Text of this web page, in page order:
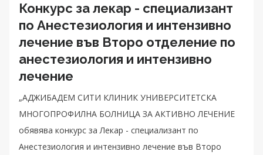
Конкурс за лекар - специализант
по Анестезиология и интензивно
лечение във Второ отделение по
анестезиология и интензивно
лечение
„АДЖИБАДЕМ СИТИ КЛИНИК УНИВЕРСИТЕТСКА
МНОГОПРОФИЛНА БОЛНИЦА ЗА АКТИВНО ЛЕЧЕНИЕ
обявява конкурс за Лекар - специализант по
Анестезиология и интензивно лечение във Второ